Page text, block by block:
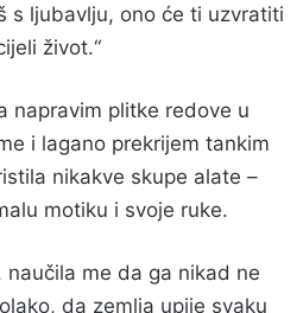
s ljubavlju, ono će ti uzvratiti
život.“
napravim plitke redove u
i lagano prekrijem tankim
nikakve skupe alate –
motiku i svoje ruke.
me da ga nikad ne
da zemlja upije svaku